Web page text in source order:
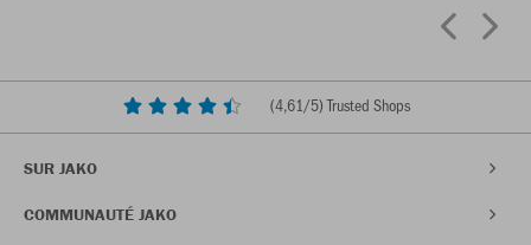
(4,61/5) Trusted Shops
SUR JAKO
COMMUNAUTÉ JAKO